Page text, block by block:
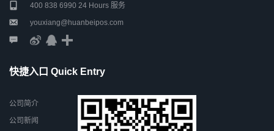
400 838 6990 24 Hours 服务
youxiang@huanbeipos.com
快捷入口 Quick Entry
公司简介
公司新闻